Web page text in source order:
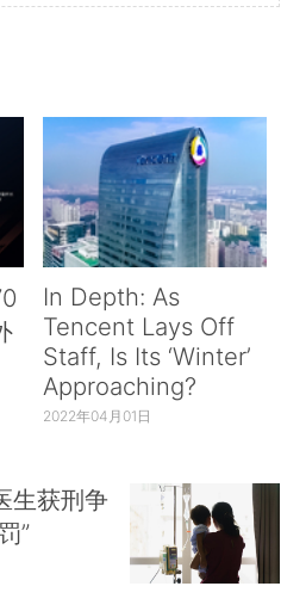
In Depth: As
Tencent Lays Off
Staff, Is Its ‘Winter’
Approaching?
2022年04月01日
生获刑争
”